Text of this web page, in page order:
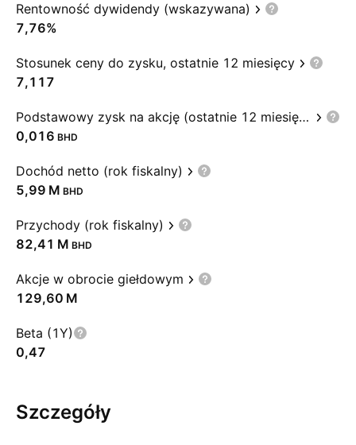
Rentowność dywidendy (wskazywana)
7,76%
Stosunek ceny do zysku, ostatnie 12 miesięcy
7,117
Podstawowy zysk na akcję (ostatnie 12 miesięcy)
0,016 BHD
Dochód netto (rok fiskalny)
‪5,99 M‬ BHD
Przychody (rok fiskalny)
‪82,41 M‬ BHD
Akcje w obrocie giełdowym
‪129,60 M‬
Beta (1Y)
0,47
Szczegóły